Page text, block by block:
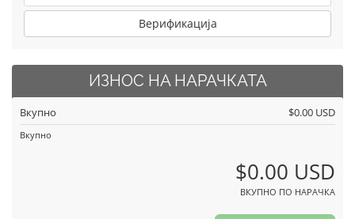
Верификација
ИЗНОС НА НАРАЧКАТА
Вкупно $0.00 USD
Вкупно
$0.00 USD
ВКУПНО ПО НАРАЧКА